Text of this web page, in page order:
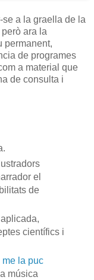
a la graella de la
ara la
permanent,
de programes
a material que
de consulta i
el
de
científics i
me la puc
música